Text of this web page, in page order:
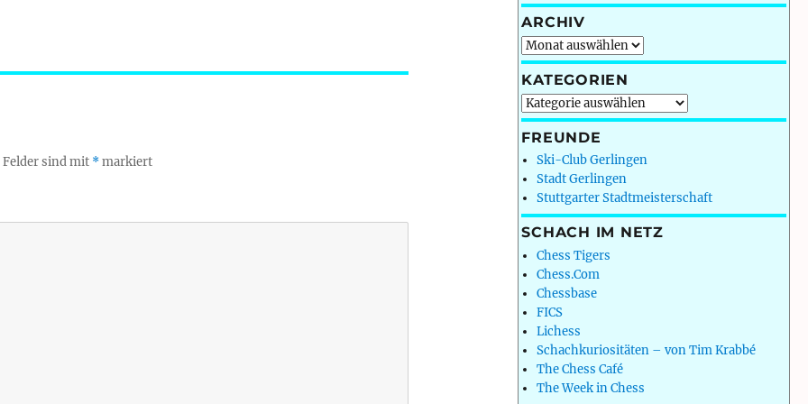
sind mit *markiert
ARCHIV
Archiv
KATEGORIEN
Kategorien
FREUNDE
Ski-Club Gerlingen
Stadt Gerlingen
Stuttgarter Stadtmeisterschaft
SCHACH IM NETZ
Chess Tigers
Chess.Com
Chessbase
FICS
Lichess
Schachkuriositäten – von Tim Krabbé
The Chess Café
The Week in Chess